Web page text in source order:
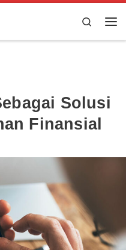
Search
Solusi
Finansial